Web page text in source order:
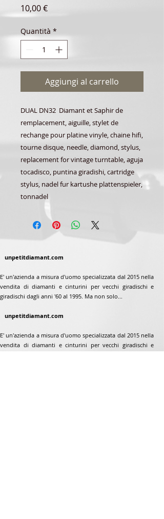
10,00 €Prezzo
Quantità *
Aggiungi al carrello
DUAL DN32 Diamant et Saphir de
remplacement, aiguille, stylet de
rechange pour platine vinyle, chaine hifi,
tourne disque, needle, diamond, stylus,
replacement for vintage turntable, aguja
tocadisco, puntina giradishi, cartridge
stylus, nadel fur kartushe plattenspieler,
tonnadel
unpetitdiamant.com
E' un'azienda a misura d'uomo specializzata dal 2015 nella
vendita di diamanti e cinturini per vecchi giradischi e
giradischi dagli anni '60 al 1995. Ma non solo...
unpetitdiamant.com
E' un'azienda a misura d'uomo specializzata dal 2015 nella
vendita di diamanti e cinturini per vecchi giradischi e